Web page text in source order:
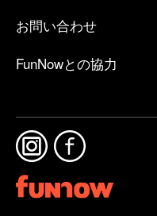
お問い合わせ
FunNowとの協力